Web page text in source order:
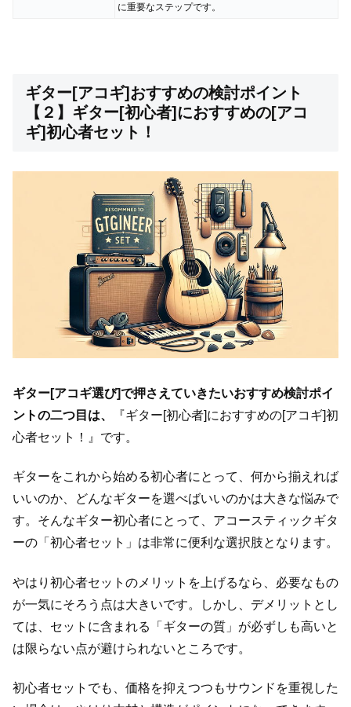
に重要なステップです。
ギター[アコギ]おすすめの検討ポイント
【２】ギター[初心者]におすすめの[アコ
ギ]初心者セット！
ギター[アコギ選び]で押さえていきたいおすすめ検討ポイ
ントの二つ目は、
『ギター[初心者]におすすめの[アコギ]初
心者セット！』です。
ギターをこれから始める初心者にとって、何から揃えれば
いいのか、どんなギターを選べばいいのかは大きな悩みで
す。そんなギター初心者にとって、アコースティックギタ
ーの「初心者セット」は非常に便利な選択肢となります。
やはり初心者セットのメリットを上げるなら、必要なもの
が一気にそろう点は大きいです。しかし、デメリットとし
ては、セットに含まれる「ギターの質」が必ずしも高いと
は限らない点が避けられないところです。
初心者セットでも、価格を抑えつつもサウンドを重視した